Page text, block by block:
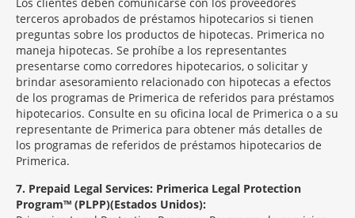
terceros aprobados de préstamos hipotecarios si tienen
preguntas sobre los productos de hipotecas. Primerica no
maneja hipotecas. Se prohíbe a los representantes
presentarse como corredores hipotecarios, o solicitar y
brindar asesoramiento relacionado con hipotecas a efectos
de los programas de Primerica de referidos para préstamos
hipotecarios. Consulte en su oficina local de Primerica o a su
representante de Primerica para obtener más detalles de
los programas de referidos de préstamos hipotecarios de
Primerica.
7 Prepaid Legal Services: Primerica Legal Protection
Program™ (PLPP)(Estados Unidos):